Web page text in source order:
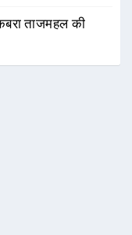
ताजमहल की